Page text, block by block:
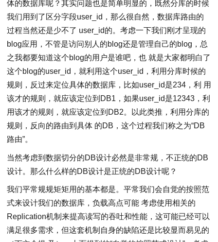
体的数据库呢？其实问题也是简单明显的，既然分库的时候
我们用到了区分字段user_id，那么很自然，数据库路由的
过程当然还是少不了 user_id的。考虑一下我们刚才呈现的
blog应用，不管是访问别人的blog还是管理自己的blog，总
之我都要知道这个blog的用户是谁吧，也 就是大家都明白了
这个blog的user_id，就利用这个user_id，利用分库时候的
规则，反过来定位具体的数据库，比如user_id是234，利 用
该才的规则，就应该定位到DB1，如果user_id是12343，利
用该才的规则，就应该定位到DB2。以此类推，利用分库的
规则，反向的路由到具体 的DB，这个过程我们称之为“DB
路由”。
当然考虑到数据切分的DB设计必然是非常规，不正统的DB
设计。那么什么样的DB设计是正统的DB设计呢？
我们平常规规矩矩用的基本都是。平常我们会自觉的按照范
式来设计我们的数据库，负载高点可能 考虑使用相关的
Replication机制来提高读写的吞吐和性能，这可能已经可以
满足很多需求，但这套机制自身的缺陷还是比较显而易见的